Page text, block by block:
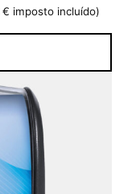
€ imposto incluído)